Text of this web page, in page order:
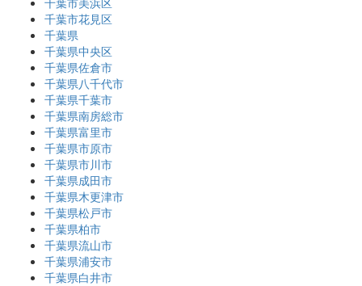
千葉市花見区
千葉県
千葉県中央区
千葉県佐倉市
千葉県八千代市
千葉県千葉市
千葉県南房総市
千葉県富里市
千葉県市原市
千葉県市川市
千葉県成田市
千葉県木更津市
千葉県松戸市
千葉県柏市
千葉県流山市
千葉県浦安市
千葉県白井市